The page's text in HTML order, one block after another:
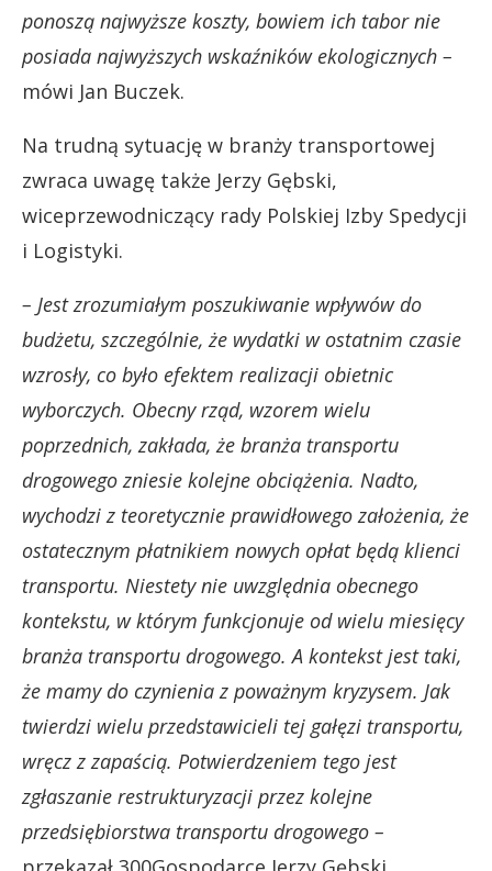
ponoszą najwyższe koszty, bowiem ich tabor nie
posiada najwyższych wskaźników ekologicznych –
mówi Jan Buczek.
Na trudną sytuację w branży transportowej
zwraca uwagę także Jerzy Gębski,
wiceprzewodniczący rady Polskiej Izby Spedycji
i Logistyki.
– Jest zrozumiałym poszukiwanie wpływów do
budżetu, szczególnie, że wydatki w ostatnim czasie
wzrosły, co było efektem realizacji obietnic
wyborczych. Obecny rząd, wzorem wielu
poprzednich, zakłada, że branża transportu
drogowego zniesie kolejne obciążenia. Nadto,
wychodzi z teoretycznie prawidłowego założenia, że
ostatecznym płatnikiem nowych opłat będą klienci
transportu. Niestety nie uwzględnia obecnego
kontekstu, w którym funkcjonuje od wielu miesięcy
branża transportu drogowego. A kontekst jest taki,
że mamy do czynienia z poważnym kryzysem. Jak
twierdzi wielu przedstawicieli tej gałęzi transportu,
wręcz z zapaścią. Potwierdzeniem tego jest
zgłaszanie restrukturyzacji przez kolejne
przedsiębiorstwa transportu drogowego –